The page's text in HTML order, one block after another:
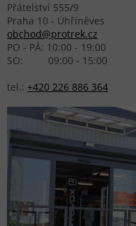
Přátelství 555/9
Praha 10 - Uhříněves
obchod@protrek.cz
PO - PÁ: 10:00 - 19:00
SO: 09:00 - 15:00
tel.: +420 226 886 364